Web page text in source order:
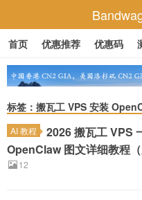
首页 优惠推荐 优惠码
标签：搬瓦工 VPS 安装
AI 教程
2026 搬瓦工 VPS
OpenClaw 图文详细教程
12